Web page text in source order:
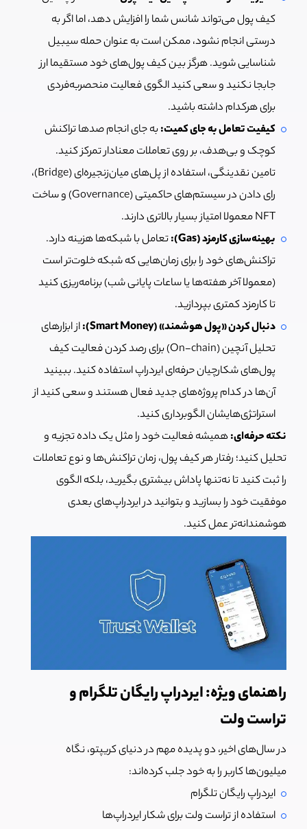
کیف پول می‌تواند شانس شما را افزایش دهد، اما اگر به
درستی انجام نشود، ممکن است به عنوان حمله سیبیل
شناسایی شوید. هرگز بین کیف پول‌های خود مستقیما ارز
جابجا نکنید و سعی کنید الگوی فعالیت منحصربه‌فردی
برای هرکدام داشته باشید.
کیفیت تعامل به جای کمیت:به جای انجام صدها تراکنش
کوچک و بی‌هدف، بر روی تعاملات معنادار تمرکز کنید.
تامین نقدینگی، استفاده از پل‌های میان‌زنجیره‌ای (Bridge)،
رای دادن در سیستم‌های حاکمیتی (Governance) و ساخت
NFT معمولا امتیاز بسیار بالاتری دارند.
بهینه‌سازی کارمزد (Gas):
تعامل با شبکه‌ها هزینه دارد.
تراکنش‌های خود را برای زمان‌هایی که شبکه خلوت‌تر است
(معمولا آخر هفته‌ها یا ساعات پایانی شب) برنامه‌ریزی کنید
تا کارمزد کمتری بپردازید.
دنبال کردن «پول هوشمند» (Smart Money):
از ابزارهای
تحلیل آنچین (On-chain) برای رصد کردن فعالیت کیف
پول‌های شکارچیان حرفه‌ای ایردراپ استفاده کنید. ببینید
آن‌ها در کدام پروژه‌های جدید فعال هستند و سعی کنید از
استراتژی‌هایشان الگوبرداری کنید.
نکته حرفه‌ای:همیشه فعالیت خود را مثل یک داده تجزیه و
تحلیل کنید؛ رفتار هر کیف پول، زمان تراکنش‌ها و نوع تعاملات
را ثبت کنید تا نه‌تنها پاداش بیشتری بگیرید، بلکه الگوی
موفقیت خود را بسازید و بتوانید در ایردراپ‌های بعدی
هوشمندانه‌تر عمل کنید.
راهنمای ویژه: ایردراپ رایگان تلگرام و
تراست ولت
در سال‌های اخیر، دو پدیده مهم در دنیای کریپتو، نگاه
میلیون‌ها کاربر را به خود جلب کرده‌اند:
ایردراپ رایگان تلگرام
استفاده از تراست ولت برای شکار ایردراپ‌ها